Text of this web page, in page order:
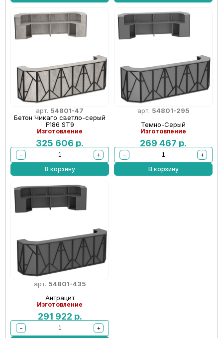
арт. 54801-47
Бетон Чикаго светло-серый
F186 ST9
Изготовление
325 606 р.
−
+
В корзину
арт. 54801-295
Темно-Серый
Изготовление
269 467 р.
−
+
В корзину
арт. 54801-435
Антрацит
Изготовление
291 922 р.
−
+